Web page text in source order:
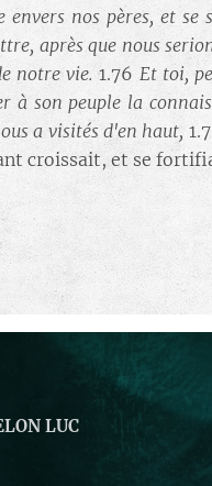
envers nos pères, et se
après que nous
notre vie.1.76 Et toi,
à son peuple la
a visités d'en haut,
croissait, et se
LUC